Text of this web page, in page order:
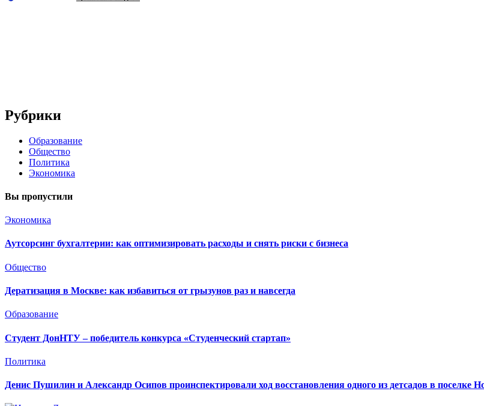
Рубрики
Образование
Общество
Политика
Экономика
Вы пропустили
Экономика
Аутсорсинг бухгалтерии: как оптимизировать расходы и снять риски с бизнеса
Общество
Дератизация в Москве: как избавиться от грызунов раз и навсегда
Образование
Студент ДонНТУ – победитель конкурса «Студенческий стартап»
Политика
Денис Пушилин и Александр Осипов проинспектировали ход восстановления одного из детсадов в поселке